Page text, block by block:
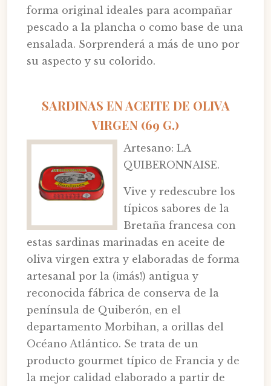
forma original ideales para acompañar
pescado a la plancha o como base de una
ensalada. Sorprenderá a más de uno por
su aspecto y su colorido.
SARDINAS EN ACEITE DE OLIVA
VIRGEN (69 G.)
Artesano: LA
QUIBERONNAISE.
Vive y redescubre los
típicos sabores de la
Bretaña francesa con
estas sardinas marinadas en aceite de
oliva virgen extra y elaboradas de forma
artesanal por la (¡más!) antigua y
reconocida fábrica de conserva de la
península de Quiberón, en el
departamento Morbihan, a orillas del
Océano Atlántico. Se trata de un
producto gourmet típico de Francia y de
la mejor calidad elaborado a partir de